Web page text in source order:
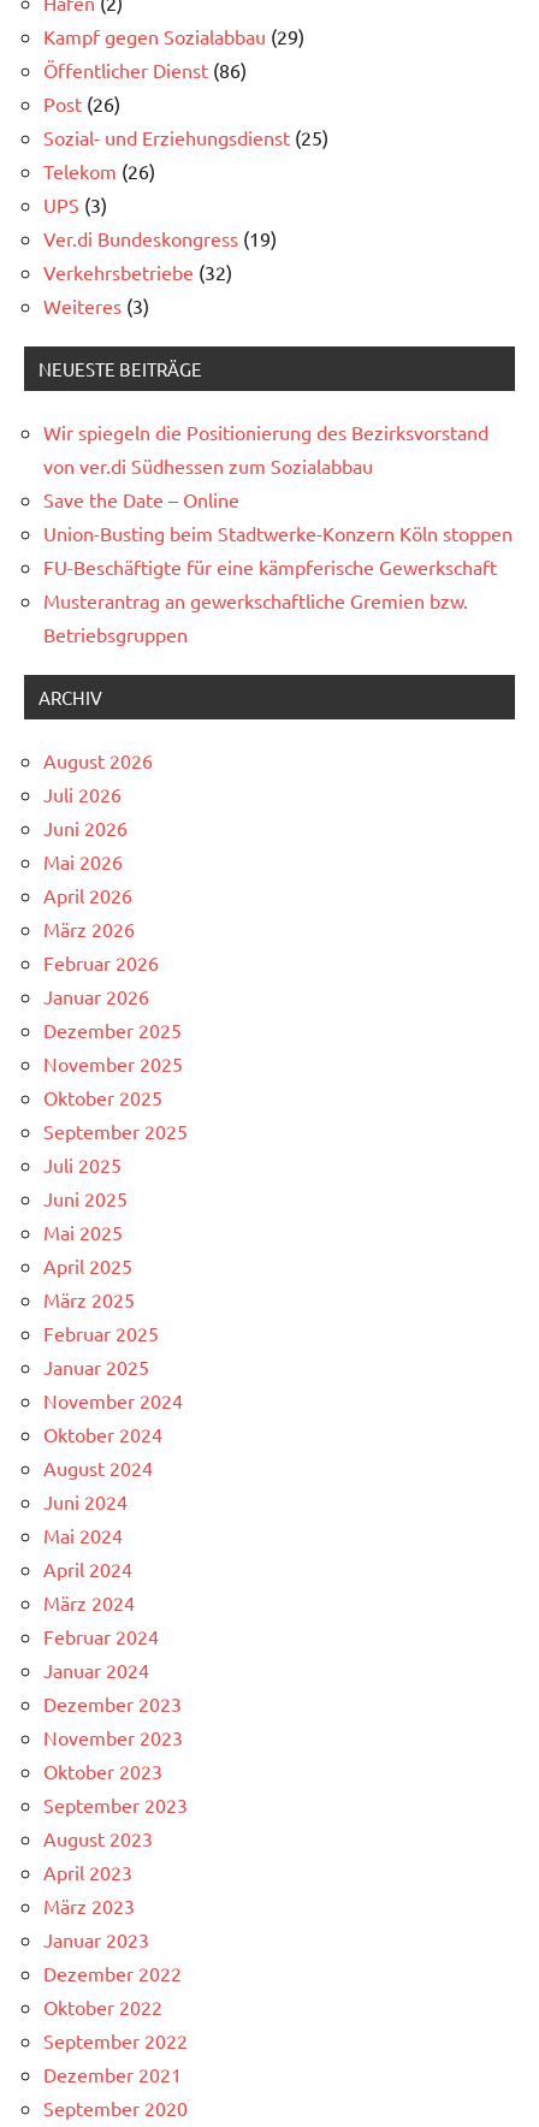
Kampf gegen Sozialabbau (29)
Öffentlicher Dienst (86)
Post (26)
Sozial- und Erziehungsdienst (25)
Telekom (26)
UPS (3)
Ver.di Bundeskongress (19)
Verkehrsbetriebe (32)
Weiteres (3)
NEUESTE BEITRÄGE
Wir spiegeln die Positionierung des Bezirksvorstand
von ver.di Südhessen zum Sozialabbau
Save the Date – Online
Union-Busting beim Stadtwerke-Konzern Köln stoppen
FU-Beschäftigte für eine kämpferische Gewerkschaft
Musterantrag an gewerkschaftliche Gremien bzw.
Betriebsgruppen
ARCHIV
August 2026
Juli 2026
Juni 2026
Mai 2026
April 2026
März 2026
Februar 2026
Januar 2026
Dezember 2025
November 2025
Oktober 2025
September 2025
Juli 2025
Juni 2025
Mai 2025
April 2025
März 2025
Februar 2025
Januar 2025
November 2024
Oktober 2024
August 2024
Juni 2024
Mai 2024
April 2024
März 2024
Februar 2024
Januar 2024
Dezember 2023
November 2023
Oktober 2023
September 2023
August 2023
April 2023
März 2023
Januar 2023
Dezember 2022
Oktober 2022
September 2022
Dezember 2021
September 2020